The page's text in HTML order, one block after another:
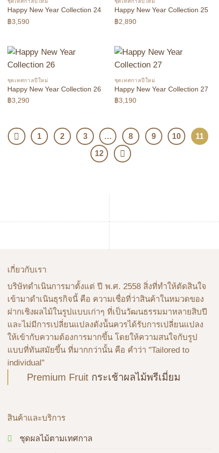
Happy New Year Collection 24
฿3,590
Happy New Year Collection 25
฿2,890
ชุดเทศกาลปีใหม่
Happy New Year Collection 26
฿3,290
ชุดเทศกาลปีใหม่
Happy New Year Collection 27
฿3,190
1 2 3 … 8 9 10 11
12
เกี่ยวกับเรา
บริษัทดําเนินการมาตั้งแต่ ปี พ.ศ. 2558 สิ่งที่ทำให้ตัดสินใจ
เข้ามาดําเนินธุรกิจนี้ คือ ความเชื่อที่ว่าสินค้าในหมวดของ
ฝากเชิงผลไม้ในรูปแบบเก่าๆ ที่เป็นวัฒนธรรมมาหลายสิบปี
และไม่มีการเปลี่ยนแปลงดังน้ันควรได้รับการเปลี่ยนแปลง
ให้เข้ากับความต้องการมากขึ้น โดยให้ความสนใจกับรูป
แบบที่ทันสมัยขึ้น ที่มากกว่านั้น คือ คําว่า "Tailored to
individual"
Premium Fruit กระเช้าผลไม้พรีเมี่ยม
สินค้าและบริการ
ชุดผลไม้ตามเทศกาล